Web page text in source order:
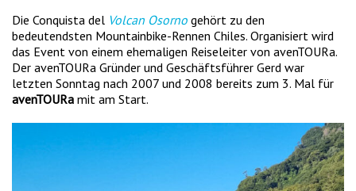
Die Conquista del Volcan Osorno gehört zu den
bedeutendsten Mountainbike-Rennen Chiles. Organisiert wird
das Event von einem ehemaligen Reiseleiter von avenTOURa.
Der avenTOURa Gründer und Geschäftsführer Gerd war
letzten Sonntag nach 2007 und 2008 bereits zum 3. Mal für
avenTOURa mit am Start.